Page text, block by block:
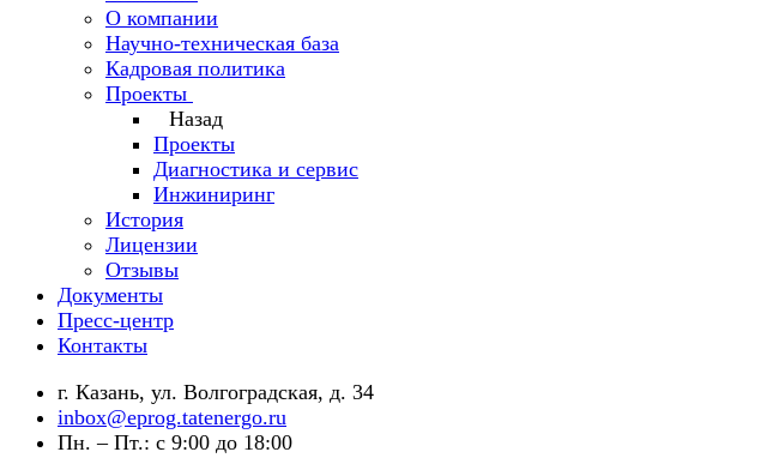
О компании
Научно-техническая база
Кадровая политика
Проекты
Назад
Проекты
Диагностика и сервис
Инжиниринг
История
Лицензии
Отзывы
Документы
Пресс-центр
Контакты
г. Казань, ул. Волгоградская, д. 34
inbox@eprog.tatenergo.ru
Пн. – Пт.: с 9:00 до 18:00